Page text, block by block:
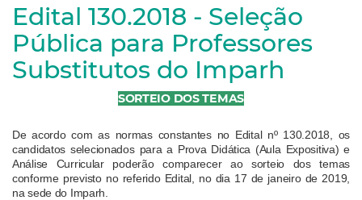
Edital 130.2018 - Seleção
Pública para Professores
Substitutos do Imparh
SORTEIO DOS TEMAS
De acordo com as normas constantes no Edital nº 130.2018, os
candidatos selecionados para a Prova Didática (Aula Expositiva) e
Análise Curricular poderão comparecer ao sorteio dos temas
conforme previsto no referido Edital, no dia 17 de janeiro de 2019,
na sede do Imparh.